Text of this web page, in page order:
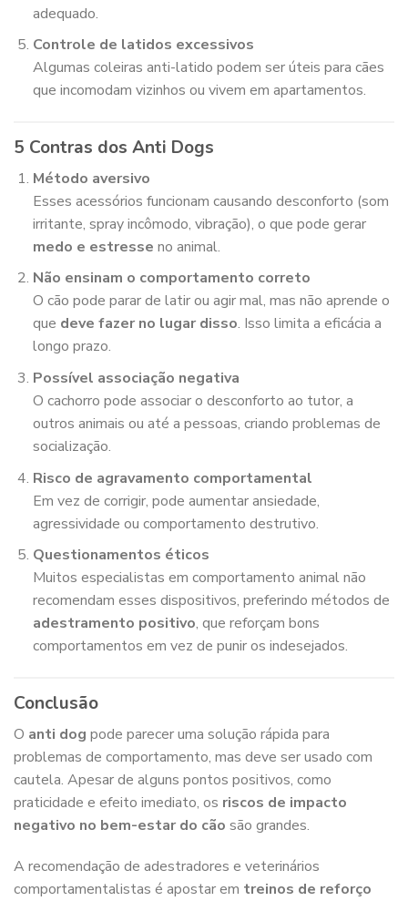
adequado.
Controle de latidos excessivos
Algumas coleiras anti-latido podem ser úteis para cães
que incomodam vizinhos ou vivem em apartamentos.
5 Contras dos Anti Dogs
Método aversivo
Esses acessórios funcionam causando desconforto (som
irritante, spray incômodo, vibração), o que pode gerar
medo e estresse no animal.
Não ensinam o comportamento correto
O cão pode parar de latir ou agir mal, mas não aprende o
que deve fazer no lugar disso. Isso limita a eficácia a
longo prazo.
Possível associação negativa
O cachorro pode associar o desconforto ao tutor, a
outros animais ou até a pessoas, criando problemas de
socialização.
Risco de agravamento comportamental
Em vez de corrigir, pode aumentar ansiedade,
agressividade ou comportamento destrutivo.
Questionamentos éticos
Muitos especialistas em comportamento animal não
recomendam esses dispositivos, preferindo métodos de
adestramento positivo, que reforçam bons
comportamentos em vez de punir os indesejados.
Conclusão
O anti dog pode parecer uma solução rápida para
problemas de comportamento, mas deve ser usado com
cautela. Apesar de alguns pontos positivos, como
praticidade e efeito imediato, os riscos de impacto
negativo no bem-estar do cão são grandes.
A recomendação de adestradores e veterinários
comportamentalistas é apostar em treinos de reforço